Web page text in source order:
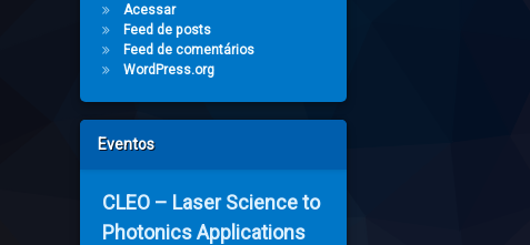
Acessar
Feed de posts
Feed de comentários
WordPress.org
Eventos
CLEO – Laser Science to
Photonics Applications